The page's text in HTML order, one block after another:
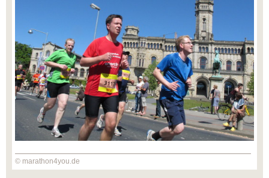
© marathon4you.de